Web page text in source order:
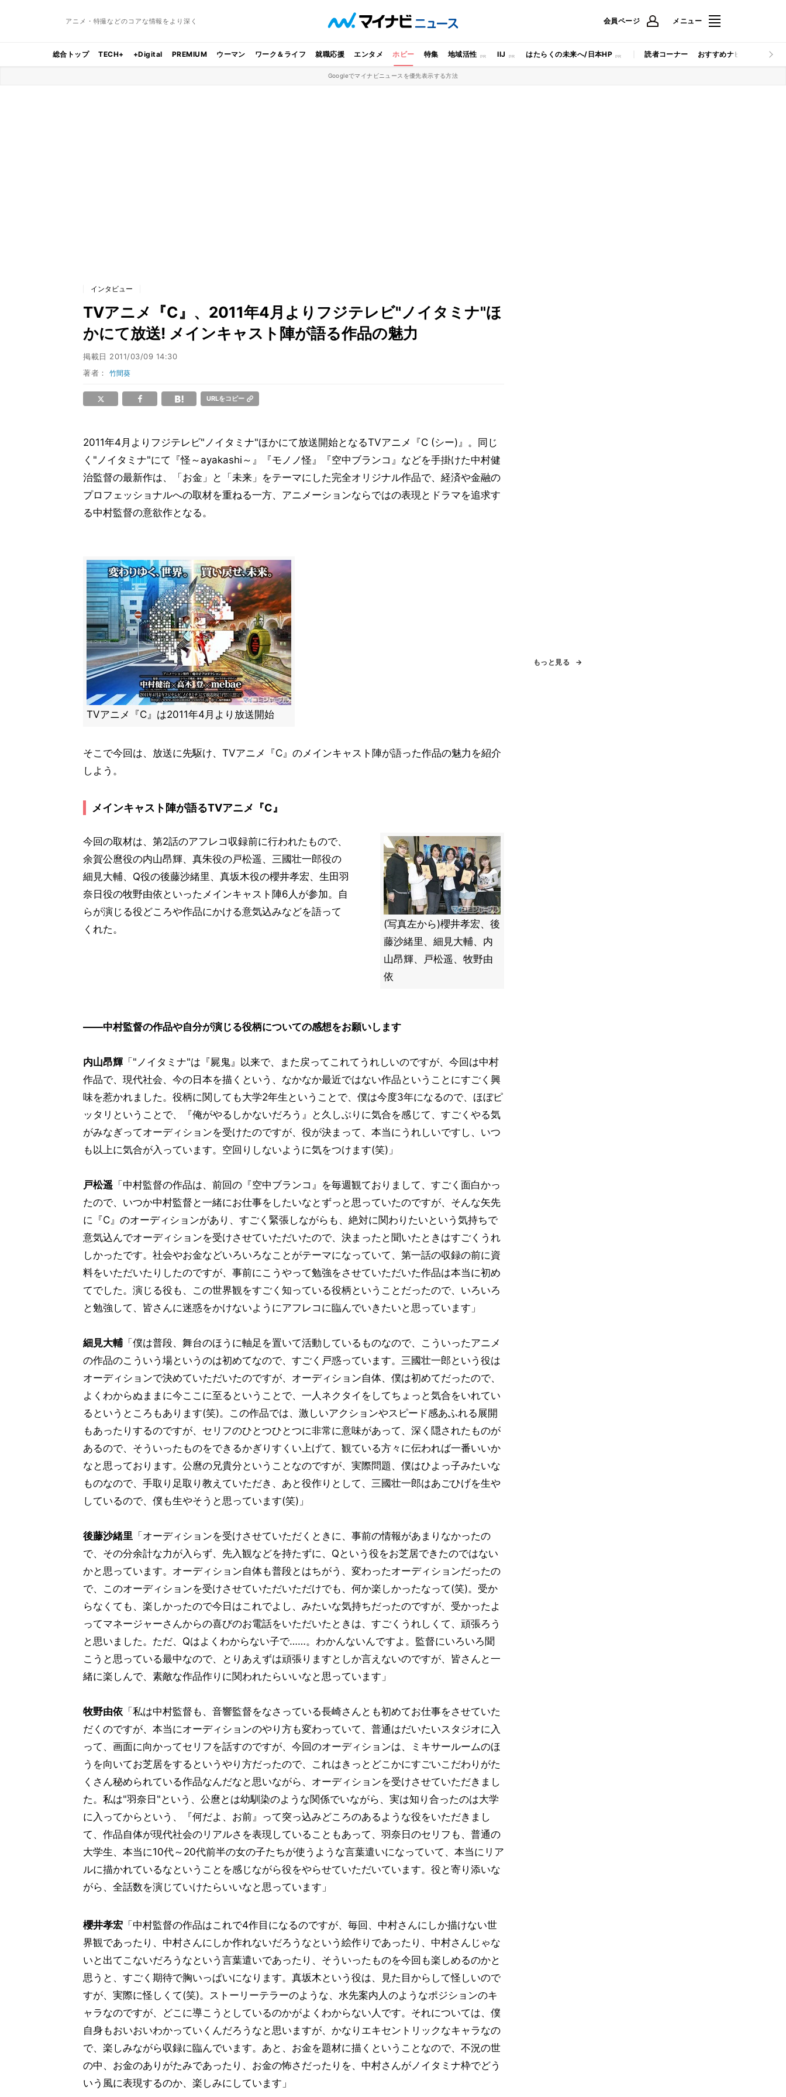
アニメ・特撮などのコアな情報をより深く 会員ページ メニュー
総合トップ TECH+ +Digital PREMIUM ウーマン ワーク＆ライフ 就職応援 エンタメ ホビー 特集 地域活性 IIJ はたらくの未来へ/日本HP 読者コーナー おすすめナビ マイナビ
Googleでマイナビニュースを優先表示する方法
インタビュー
TVアニメ『C』、2011年4月よりフジテレビ"ノイタミナ"ほ
かにて放送! メインキャスト陣が語る作品の魅力
掲載日 2011/03/09 14:30
著者：竹間葵
URLをコピー
2011年4月よりフジテレビ"ノイタミナ"ほかにて放送開始となるTVアニメ『C (シー)』。同じ
く"ノイタミナ"にて『怪～ayakashi～』『モノノ怪』『空中ブランコ』などを手掛けた中村健
治監督の最新作は、「お金」と「未来」をテーマにした完全オリジナル作品で、経済や金融の
プロフェッショナルへの取材を重ねる一方、アニメーションならではの表現とドラマを追求す
る中村監督の意欲作となる。
TVアニメ『C』は2011年4月より放送開始
そこで今回は、放送に先駆け、TVアニメ『C』のメインキャスト陣が語った作品の魅力を紹介
しよう。
メインキャスト陣が語るTVアニメ『C』
(写真左から)櫻井孝宏、後
藤沙緒里、細見大輔、内
山昂輝、戸松遥、牧野由
依
今回の取材は、第2話のアフレコ収録前に行われたもので、
余賀公麿役の内山昂輝、真朱役の戸松遥、三國壮一郎役の
細見大輔、Q役の後藤沙緒里、真坂木役の櫻井孝宏、生田羽
奈日役の牧野由依といったメインキャスト陣6人が参加。自
らが演じる役どころや作品にかける意気込みなどを語って
くれた。
――中村監督の作品や自分が演じる役柄についての感想をお願いします
内山昂輝 「"ノイタミナ"は『屍鬼』以来で、また戻ってこれてうれしいのですが、今回は中村
作品で、現代社会、今の日本を描くという、なかなか最近ではない作品ということにすごく興
味を惹かれました。役柄に関しても大学2年生ということで、僕は今度3年になるので、ほぼピ
ッタリということで、『俺がやるしかないだろう』と久しぶりに気合を感じて、すごくやる気
がみなぎってオーディションを受けたのですが、役が決まって、本当にうれしいですし、いつ
も以上に気合が入っています。空回りしないように気をつけます(笑)」
戸松遥 「中村監督の作品は、前回の『空中ブランコ』を毎週観ておりまして、すごく面白かっ
たので、いつか中村監督と一緒にお仕事をしたいなとずっと思っていたのですが、そんな矢先
に『C』のオーディションがあり、すごく緊張しながらも、絶対に関わりたいという気持ちで
意気込んでオーディションを受けさせていただいたので、決まったと聞いたときはすごくうれ
しかったです。社会やお金などいろいろなことがテーマになっていて、第一話の収録の前に資
料をいただいたりしたのですが、事前にこうやって勉強をさせていただいた作品は本当に初め
てでした。演じる役も、この世界観をすごく知っている役柄ということだったので、いろいろ
と勉強して、皆さんに迷惑をかけないようにアフレコに臨んでいきたいと思っています」
細見大輔 「僕は普段、舞台のほうに軸足を置いて活動しているものなので、こういったアニメ
の作品のこういう場というのは初めてなので、すごく戸惑っています。三國壮一郎という役は
オーディションで決めていただいたのですが、オーディション自体、僕は初めてだったので、
よくわからぬままに今ここに至るということで、一人ネクタイをしてちょっと気合をいれてい
るというところもあります(笑)。この作品では、激しいアクションやスピード感あふれる展開
もあったりするのですが、セリフのひとつひとつに非常に意味があって、深く隠されたものが
あるので、そういったものをできるかぎりすくい上げて、観ている方々に伝われば一番いいか
なと思っております。公麿の兄貴分ということなのですが、実際問題、僕はひよっ子みたいな
ものなので、手取り足取り教えていただき、あと役作りとして、三國壮一郎はあごひげを生や
しているので、僕も生やそうと思っています(笑)」
後藤沙緒里 「オーディションを受けさせていただくときに、事前の情報があまりなかったの
で、その分余計な力が入らず、先入観などを持たずに、Qという役をお芝居できたのではない
かと思っています。オーディション自体も普段とはちがう、変わったオーディションだったの
で、このオーディションを受けさせていただいただけでも、何か楽しかったなって(笑)。受か
らなくても、楽しかったので今日はこれでよし、みたいな気持ちだったのですが、受かったよ
ってマネージャーさんからの喜びのお電話をいただいたときは、すごくうれしくて、頑張ろう
と思いました。ただ、Qはよくわからない子で……。わかんないんですよ。監督にいろいろ聞
こうと思っている最中なので、とりあえずは頑張りますとしか言えないのですが、皆さんと一
緒に楽しんで、素敵な作品作りに関われたらいいなと思っています」
牧野由依 「私は中村監督も、音響監督をなさっている長崎さんとも初めてお仕事をさせていた
だくのですが、本当にオーディションのやり方も変わっていて、普通はだいたいスタジオに入
って、画面に向かってセリフを話すのですが、今回のオーディションは、ミキサールームのほ
うを向いてお芝居をするというやり方だったので、これはきっとどこかにすごいこだわりがた
くさん秘められている作品なんだなと思いながら、オーディションを受けさせていただきまし
た。私は"羽奈日"という、公麿とは幼馴染のような関係でいながら、実は知り合ったのは大学
に入ってからという、『何だよ、お前』って突っ込みどころのあるような役をいただきまし
て、作品自体が現代社会のリアルさを表現していることもあって、羽奈日のセリフも、普通の
大学生、本当に10代～20代前半の女の子たちが使うような言葉遣いになっていて、本当にリア
ルに描かれているなということを感じながら役をやらせていただいています。役と寄り添いな
がら、全話数を演じていけたらいいなと思っています」
櫻井孝宏 「中村監督の作品はこれで4作目になるのですが、毎回、中村さんにしか描けない世
界観であったり、中村さんにしか作れないだろうなという絵作りであったり、中村さんじゃな
いと出てこないだろうなという言葉遣いであったり、そういったものを今回も楽しめるのかと
思うと、すごく期待で胸いっぱいになります。真坂木という役は、見た目からして怪しいので
すが、実際に怪しくて(笑)。ストーリーテラーのような、水先案内人のようなポジションのキ
ャラなのですが、どこに導こうとしているのかがよくわからない人です。それについては、僕
自身もおいおいわかっていくんだろうなと思いますが、かなりエキセントリックなキャラなの
で、楽しみながら収録に臨んでいます。あと、お金を題材に描くということなので、不況の世
の中、お金のありがたみであったり、お金の怖さだったりを、中村さんがノイタミナ枠でどう
いう風に表現するのか、楽しみにしています」
もっと見る